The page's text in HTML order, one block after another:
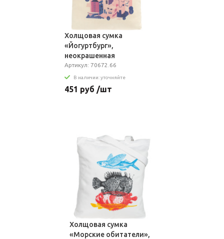
Холщовая сумка
«Йогуртбург»,
неокрашенная
Артикул: 70672.66
В наличии: уточняйте
451 руб /шт
Холщовая сумка
«Морские обитатели»,